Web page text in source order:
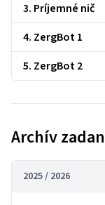
3. Príjemné nič
4. ZergBot 1
5. ZergBot 2
Archív
2025 / 2026